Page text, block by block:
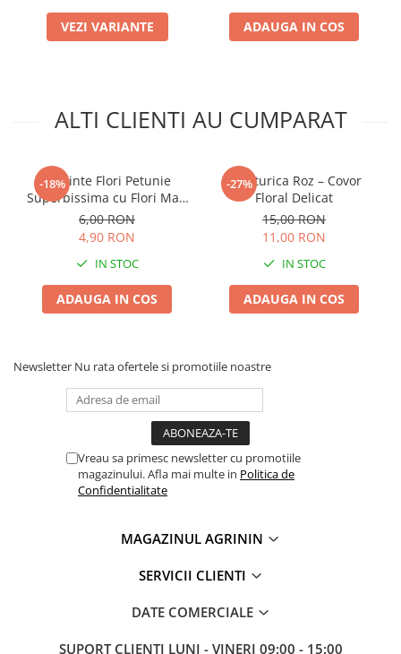
Spray si intretinere
Vinificatie
Acumulatori si Incarcatoare
Burghie
Cantare
Centuri/chingi
Cleste
Colier / Faseta
Demarouri drujba
Discuri debitare
Feronerie si accesorii
Gresor / Decalimetru
VEZI VARIANTE ADAUGA IN COS
ALTI CLIENTI AU CUMPARAT
-18%
Seminte Flori Petunie
Superbissima cu Flori Mari
0.13g Kertimag - Flori
Gigante Ondulate
6,00 RON
4,90 RON
IN STOC
ADAUGA IN COS
-27%
Saraturica Roz – Covor
Floral Delicat
15,00 RON
11,00 RON
IN STOC
ADAUGA IN COS
Newsletter Nu rata ofertele si promotiile noastre
Vreau sa primesc newsletter cu promotiile
magazinului. Afla mai multe in Politica de
Confidentialitate
MAGAZINUL AGRININ
SERVICII CLIENTI
DATE COMERCIALE
SUPORT CLIENTI LUNI - VINERI 09:00 - 15:00